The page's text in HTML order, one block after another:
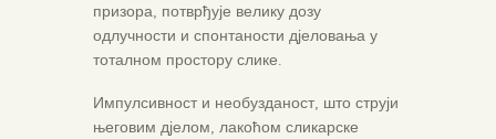
призора, потврђује велику дозу
одлучности и спонтаности дјеловања у
тоталном простору слике.
Импулсивност и необузданост, што струји
његовим дјелом, лакоћом сликарске